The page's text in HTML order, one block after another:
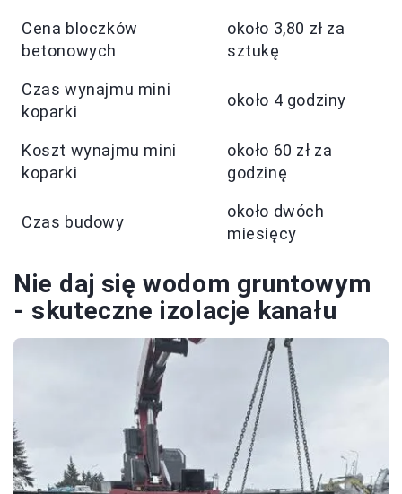
Cena bloczków
betonowych
około 3,80 zł za
sztukę
Czas wynajmu mini
koparki
około 4 godziny
Koszt wynajmu mini
koparki
około 60 zł za
godzinę
Czas budowy
około dwóch
miesięcy
Nie daj się wodom gruntowym
- skuteczne izolacje kanału